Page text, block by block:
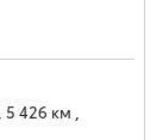
426 км ,